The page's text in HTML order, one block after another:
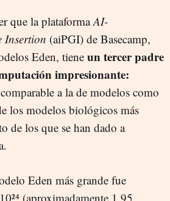
que la plataformaAI-
Insertion (aiPGI) de Basecamp,
Eden, tiene un tercer padre
impresionante:
a la de modelos como
los modelos biológicos más
de los que se han dado a
Eden más grande fue
(aproximadamente 1,95